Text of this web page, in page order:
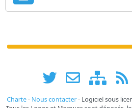
Charte- Nous contacter- Logiciel sous